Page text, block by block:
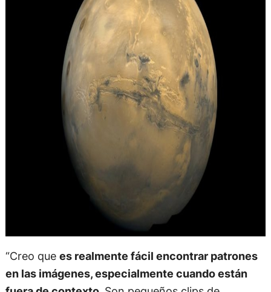
“Creo que es realmente fácil encontrar patrones
en las imágenes, especialmente cuando están